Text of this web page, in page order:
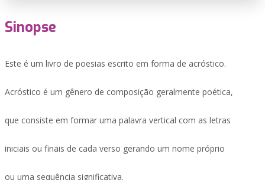
Sinopse
Este é um livro de poesias escrito em forma de acróstico.
Acróstico é um gênero de composição geralmente poética,
que consiste em formar uma palavra vertical com as letras
iniciais ou finais de cada verso gerando um nome próprio
ou uma sequência significativa.